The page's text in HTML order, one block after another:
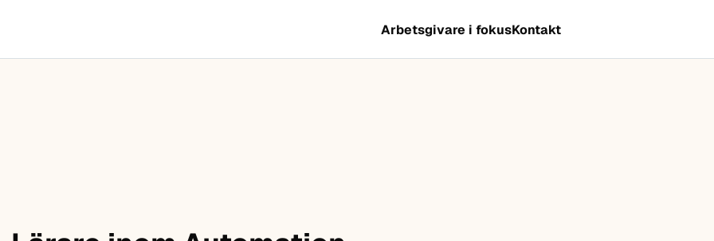
Arbetsgivare i fokusKontakt